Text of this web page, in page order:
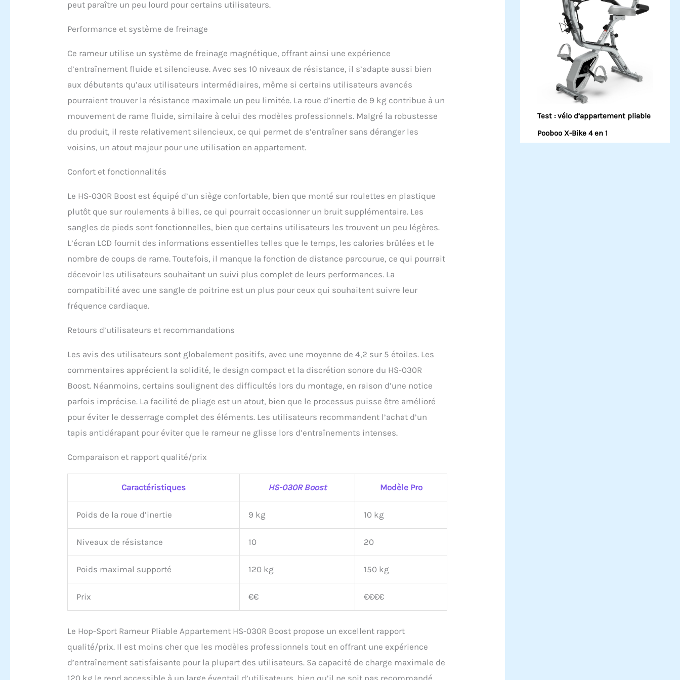
garanti par des roulements à rouleaux. La longueur de déplacement
peut paraître un peu lourd pour certains utilisateurs.
Performance et système de freinage
Ce rameur utilise un système de freinage magnétique, offrant ainsi une expérience
d’entraînement fluide et silencieuse. Avec ses 10 niveaux de résistance, il s’adapte aussi bien
aux débutants qu’aux utilisateurs intermédiaires, même si certains utilisateurs avancés
pourraient trouver la résistance maximale un peu limitée. La roue d’inertie de 9 kg contribue à un
mouvement de rame fluide, similaire à celui des modèles professionnels. Malgré la robustesse
du produit, il reste relativement silencieux, ce qui permet de s’entraîner sans déranger les
voisins, un atout majeur pour une utilisation en appartement.
Confort et fonctionnalités
Le HS-030R Boost est équipé d’un siège confortable, bien que monté sur roulettes en plastique
plutôt que sur roulements à billes, ce qui pourrait occasionner un bruit supplémentaire. Les
sangles de pieds sont fonctionnelles, bien que certains utilisateurs les trouvent un peu légères.
L’écran LCD fournit des informations essentielles telles que le temps, les calories brûlées et le
nombre de coups de rame. Toutefois, il manque la fonction de distance parcourue, ce qui pourrait
décevoir les utilisateurs souhaitant un suivi plus complet de leurs performances. La
compatibilité avec une sangle de poitrine est un plus pour ceux qui souhaitent suivre leur
fréquence cardiaque.
Retours d’utilisateurs et recommandations
Les avis des utilisateurs sont globalement positifs, avec une moyenne de 4,2 sur 5 étoiles. Les
commentaires apprécient la solidité, le design compact et la discrétion sonore du HS-030R
Boost. Néanmoins, certains soulignent des difficultés lors du montage, en raison d’une notice
parfois imprécise. La facilité de pliage est un atout, bien que le processus puisse être amélioré
pour éviter le desserrage complet des éléments. Les utilisateurs recommandent l’achat d’un
tapis antidérapant pour éviter que le rameur ne glisse lors d’entraînements intenses.
Comparaison et rapport qualité/prix
Caractéristiques HS-030R Boost Modèle Pro
Poids de la roue d’inertie 9 kg 10 kg
Niveaux de résistance 10 20
Poids maximal supporté 120 kg 150 kg
Prix €€ €€€€
Le Hop-Sport Rameur Pliable Appartement HS-030R Boost propose un excellent rapport
qualité/prix. Il est moins cher que les modèles professionnels tout en offrant une expérience
d’entraînement satisfaisante pour la plupart des utilisateurs. Sa capacité de charge maximale de
Test : vélo d’appartement pliable
Pooboo X-Bike 4 en 1